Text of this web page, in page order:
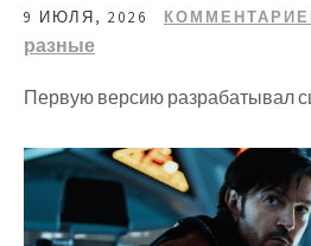
9 ИЮЛЯ, 2026
разные
Первую версию разрабатывал